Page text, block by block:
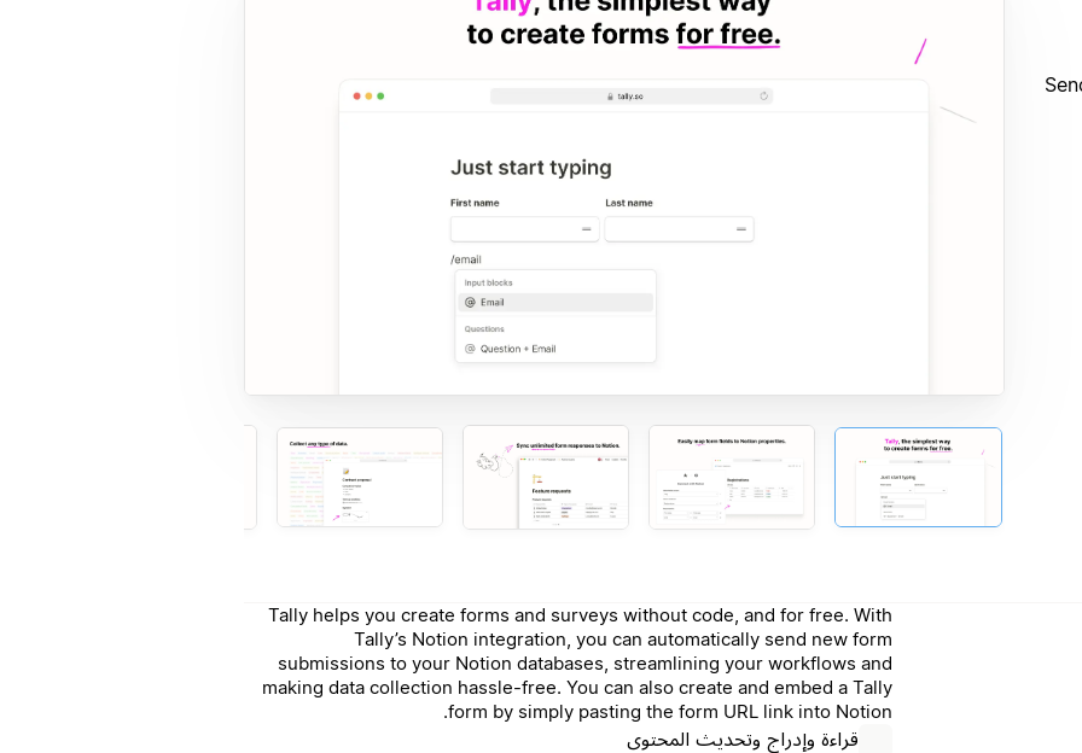
Tally helps you create forms and surveys without code, and for free. With
Tally’s Notion integration, you can automatically send new form
submissions to your Notion databases, streamlining your workflows and
making data collection hassle-free. You can also create and embed a Tally
form by simply pasting the form URL link into Notion.
قراءة وإدراج وتحديث المحتوى